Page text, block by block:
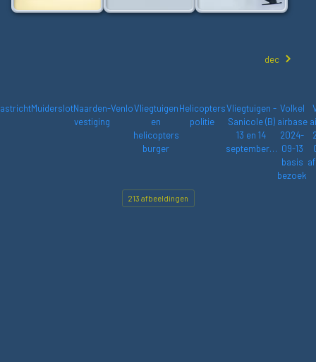
dec
MuiderslotNaarden-
vestiging
VenloVliegtuigen
en
helicopters
burger
Helicopters
politie
Vliegtuigen -
Sanicole (B)
13 en 14
september…
Volkel
airbase
2024-
09-13
basis
bezoek
213 afbeeldingen